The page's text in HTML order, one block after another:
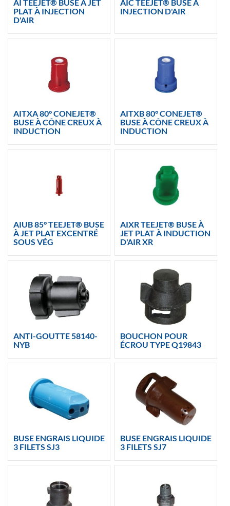
AI TEEJET® BUSE À JET
PLAT À INJECTION
D'AIR
AIC TEEJET® BUSE À
INJECTION D'AIR
AITXA 80° CONEJET®
BUSE À CÔNE CREUX À
INDUCTION
AITXB 80° CONEJET®
BUSE À CÔNE CREUX À
INDUCTION
AIUB 85° TEEJET® BUSE
À JET PLAT EXCENTRÉ
SOUS VÉG
AIXR TEEJET® BUSE À
JET PLAT À INDUCTION
D'AIR XR
ANTI-GOUTTE 58140-
NYB
BOUCHON POUR
ÉCROU TYPE Q19843
BUSE ENGRAIS LIQUIDE
3 FILETS SJ3
BUSE ENGRAIS LIQUIDE
3 FILETS SJ7